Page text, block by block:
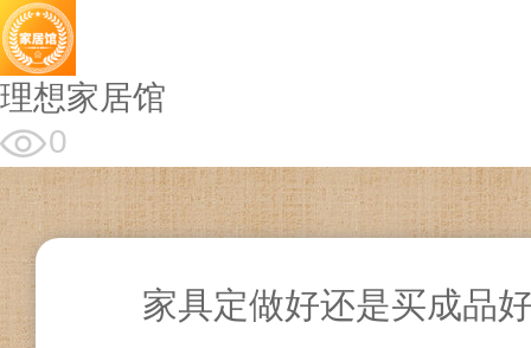
理想家居馆
0
家具定做好还是买成品